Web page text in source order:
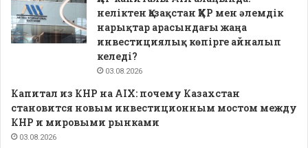
неліктен Қазақстан ҚХР мен әлемдік
нарықтар арасындағы жаңа
инвестициялық көпірге айналып
келеді?
03.08.2026
Капитал из КНР на AIX: почему Казахстан
становится новым инвестиционным мостом между
КНР и мировыми рынками
03.08.2026